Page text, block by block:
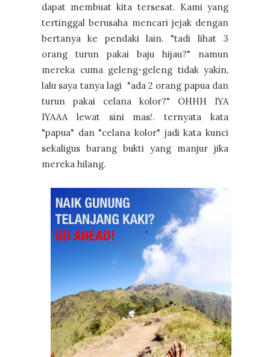
dapat membuat kita tersesat. Kami yang
tertinggal berusaha mencari jejak dengan
bertanya ke pendaki lain. "tadi lihat 3
orang turun pakai baju hijau?" namun
mereka cuma geleng-geleng tidak yakin,
lalu saya tanya lagi "ada 2 orang papua dan
turun pakai celana kolor?" OHHH IYA
IYAAA lewat sini mas!. ternyata kata
"papua" dan "celana kolor" jadi kata kunci
sekaligus barang bukti yang manjur jika
mereka hilang.